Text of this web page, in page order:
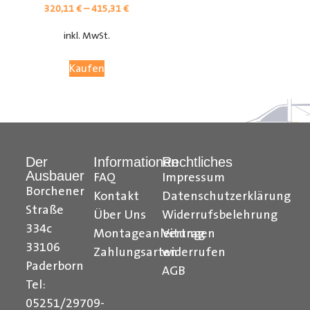
Citroen Berlingo Radkastenschutz, Citroen Jumpy
Radkastenschutz, Citroen Jumper Radkastenschutz,
Citroen Nemo Radkastenschutz, Dacia Dokker
Radkastenschutz, Fiat Doblo Cargo Radkastenschutz,
Fiat Scudo Radkastenschutz, Fiat Ducato
Radkastenschutz, Fiat Fiorino Radkastenschutz, Fiat
Talento Radkastenschutz, Ford Transit Courier
Radkastenschutz, Ford Connect Radkastenschutz, Ford
320,11€–415,31€
inkl. MwSt.
Kaufen
Der
Ausbauer
Borchener
Straße
334c
33106
Paderborn
Tel:
05251/29709-
Informationen
FAQ
Kontakt
Über Uns
Montageanleitungen
Zahlungsarten
Rechtliches
Impressum
Datenschutzerklärung
Widerrufsbelehrung
Vertrag
widerrufen
AGB